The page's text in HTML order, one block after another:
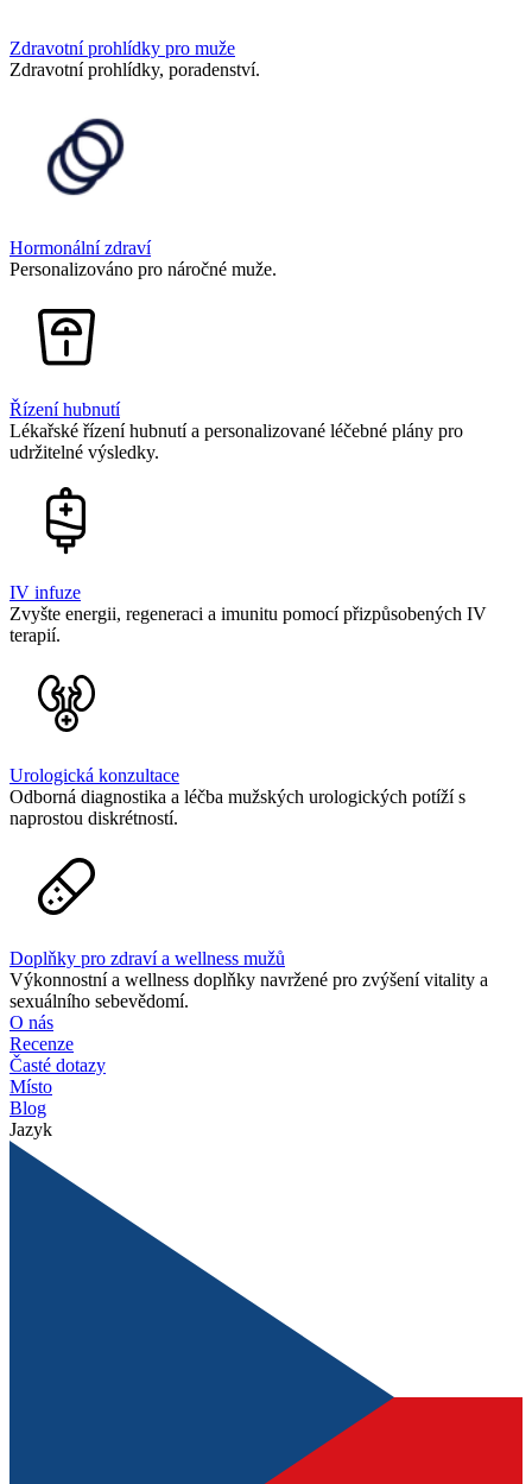
Zdravotní prohlídky pro muže
Zdravotní prohlídky, poradenství.
Hormonální zdraví
Personalizováno pro náročné muže.
Řízení hubnutí
Lékařské řízení hubnutí a personalizované léčebné plány pro
udržitelné výsledky.
IV infuze
Zvyšte energii, regeneraci a imunitu pomocí přizpůsobených IV
terapií.
Urologická konzultace
Odborná diagnostika a léčba mužských urologických potíží s
naprostou diskrétností.
Doplňky pro zdraví a wellness mužů
Výkonnostní a wellness doplňky navržené pro zvýšení vitality a
sexuálního sebevědomí.
O nás
Recenze
Časté dotazy
Místo
Blog
Jazyk